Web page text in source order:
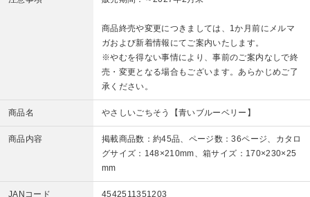
商品終売や変更につきましては、1か月前にメルマ
ガおよび新着情報にてご案内いたします。
※やむを得ない事情により、事前のご案内なしで終
売・変更となる場合もございます。あらかじめご了
承ください。
商品名 やさしいごちそう【青いブルーベリー】
商品内容
掲載商品数：約45品、ページ数：36ページ、カタロ
グサイズ：148×210mm、箱サイズ：170×230×25
mm
JANコード 4542511351203